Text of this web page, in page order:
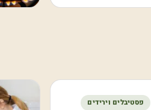
פסטיבלים וירידים